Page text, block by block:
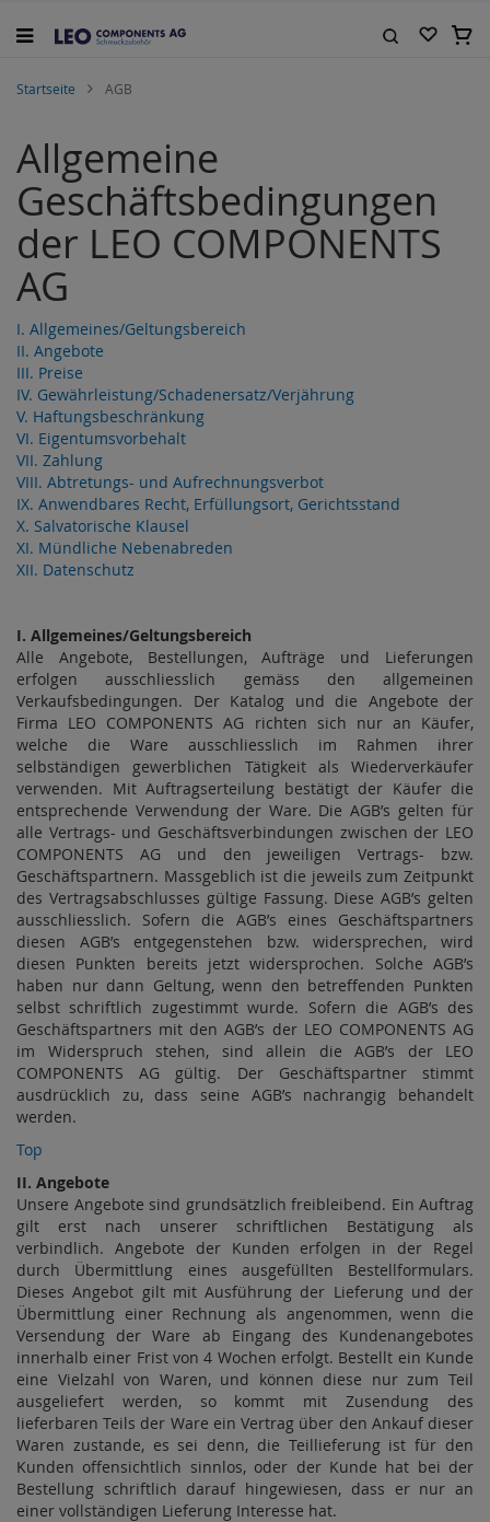
Inhalt
Startseite AGB
Allgemeine
Geschäftsbedingungen
der LEO COMPONENTS
AG
I. Allgemeines/Geltungsbereich
II. Angebote
III. Preise
IV. Gewährleistung/Schadenersatz/Verjährung
V. Haftungsbeschränkung
VI. Eigentumsvorbehalt
VII. Zahlung
VIII. Abtretungs- und Aufrechnungsverbot
IX. Anwendbares Recht, Erfüllungsort, Gerichtsstand
X. Salvatorische Klausel
XI. Mündliche Nebenabreden
XII. Datenschutz
I. Allgemeines/Geltungsbereich
Alle Angebote, Bestellungen, Aufträge und Lieferungen
erfolgen ausschliesslich gemäss den allgemeinen
Verkaufsbedingungen. Der Katalog und die Angebote der
Firma LEO COMPONENTS AG richten sich nur an Käufer,
welche die Ware ausschliesslich im Rahmen ihrer
selbständigen gewerblichen Tätigkeit als Wiederverkäufer
verwenden. Mit Auftragserteilung bestätigt der Käufer die
entsprechende Verwendung der Ware. Die AGB’s gelten für
alle Vertrags- und Geschäftsverbindungen zwischen der LEO
COMPONENTS AG und den jeweiligen Vertrags- bzw.
Geschäftspartnern. Massgeblich ist die jeweils zum Zeitpunkt
des Vertragsabschlusses gültige Fassung. Diese AGB’s gelten
ausschliesslich. Sofern die AGB’s eines Geschäftspartners
diesen AGB’s entgegenstehen bzw. widersprechen, wird
diesen Punkten bereits jetzt widersprochen. Solche AGB’s
haben nur dann Geltung, wenn den betreffenden Punkten
selbst schriftlich zugestimmt wurde. Sofern die AGB’s des
Geschäftspartners mit den AGB’s der LEO COMPONENTS AG
im Widerspruch stehen, sind allein die AGB’s der LEO
COMPONENTS AG gültig. Der Geschäftspartner stimmt
ausdrücklich zu, dass seine AGB’s nachrangig behandelt
werden.
Top
II. Angebote
Unsere Angebote sind grundsätzlich freibleibend. Ein Auftrag
gilt erst nach unserer schriftlichen Bestätigung als
verbindlich. Angebote der Kunden erfolgen in der Regel
durch Übermittlung eines ausgefüllten Bestellformulars.
Dieses Angebot gilt mit Ausführung der Lieferung und der
Übermittlung einer Rechnung als angenommen, wenn die
Versendung der Ware ab Eingang des Kundenangebotes
innerhalb einer Frist von 4 Wochen erfolgt. Bestellt ein Kunde
eine Vielzahl von Waren, und können diese nur zum Teil
ausgeliefert werden, so kommt mit Zusendung des
lieferbaren Teils der Ware ein Vertrag über den Ankauf dieser
Waren zustande, es sei denn, die Teillieferung ist für den
Kunden offensichtlich sinnlos, oder der Kunde hat bei der
Bestellung schriftlich darauf hingewiesen, dass er nur an
einer vollständigen Lieferung Interesse hat.